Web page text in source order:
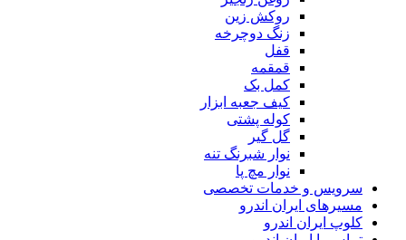
روکش زین
زنگ دوچرخه
قفل
قمقمه
کمل بک
کیف جعبه ابزار
کوله پشتی
گل گیر
نوار شبرنگ تنه
نوار مچ پا
سرویس و خدمات تخصصی
مسیرهای ایران اندرو
کلوپ ایران اندرو